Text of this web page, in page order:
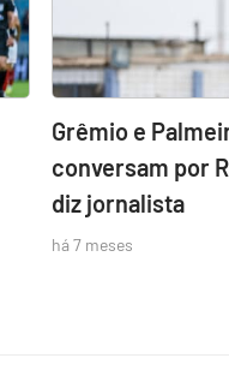
Grêmio e
conversam por
diz jornalista
há 7 meses